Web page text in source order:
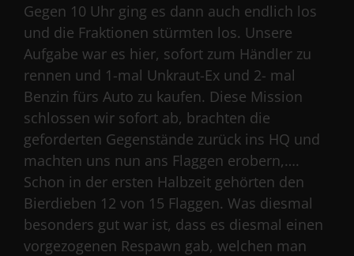
Gegen 10 Uhr ging es dann auch endlich los
und die Fraktionen stürmten los. Unsere
Aufgabe war es hier, sofort zum Händler zu
rennen und 1-mal Unkraut-Ex und 2- mal
Benzin fürs Auto zu kaufen. Diese Mission
schlossen wir sofort ab, brachten die
geforderten Gegenstände zurück ins HQ und
machten uns nun ans Flaggen erobern,….
Schon in der ersten Halbzeit gehörten den
Bierdieben 12 von 15 Flaggen. Was diesmal
besonders gut war ist, dass es diesmal einen
vorgezogenen Respawn gab, welchen man